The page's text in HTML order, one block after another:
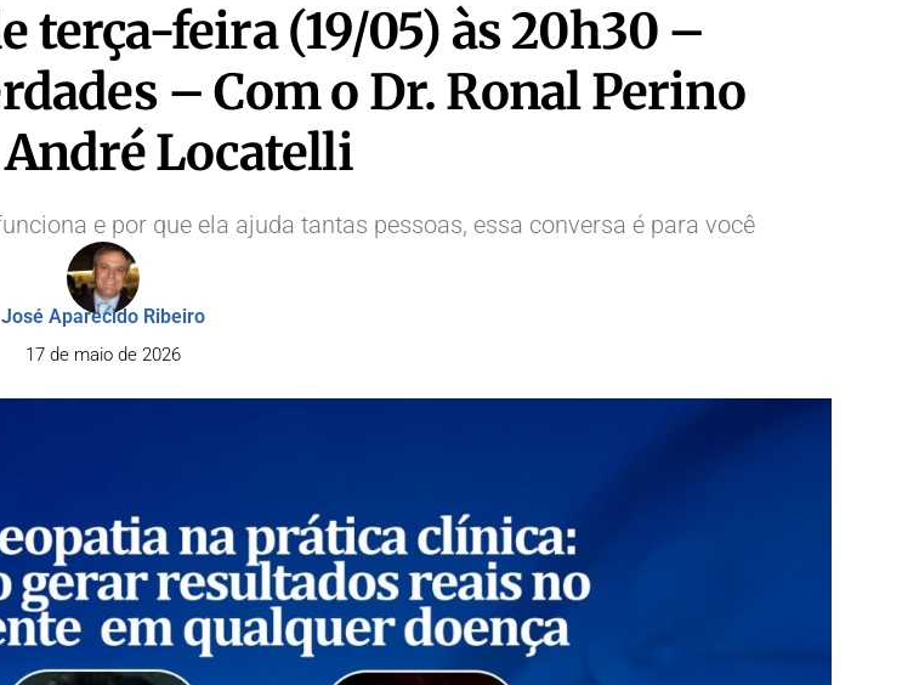
terça-feira (19/05) às 20h30 –
– Com o Dr. Ronal Perino
André Locatelli
e por que ela ajuda tantas pessoas, essa conversa é para você
José Aparecido Ribeiro
17 de maio de 2026